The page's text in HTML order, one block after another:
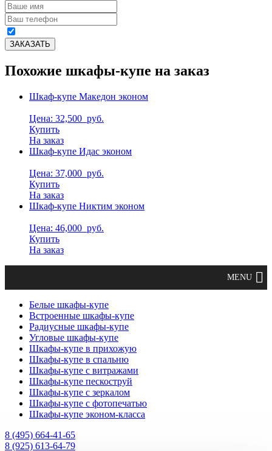
Похожие шкафы-купе на заказ
Шкаф-купе Македон эконом
Цена: 32,500 руб.
Купить
На заказ
Шкаф-купе Идас эконом
Цена: 37,000 руб.
Купить
На заказ
Шкаф-купе Никтим эконом
Цена: 46,000 руб.
Купить
На заказ
Белые шкафы-купе
Встроенные шкафы-купе
Радиусные шкафы-купе
Угловые шкафы-купе
Шкафы-купе в прихожую
Шкафы-купе в спальню
Шкафы-купе с витражами
Шкафы-купе пескоструй
Шкафы-купе с зеркалом
Шкафы-купе с фотопечатью
Шкафы-купе эконом-класса
8 (495) 664-41-65
8 (925) 613-64-79